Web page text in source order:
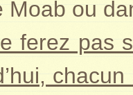
Moab ou
ferez pas